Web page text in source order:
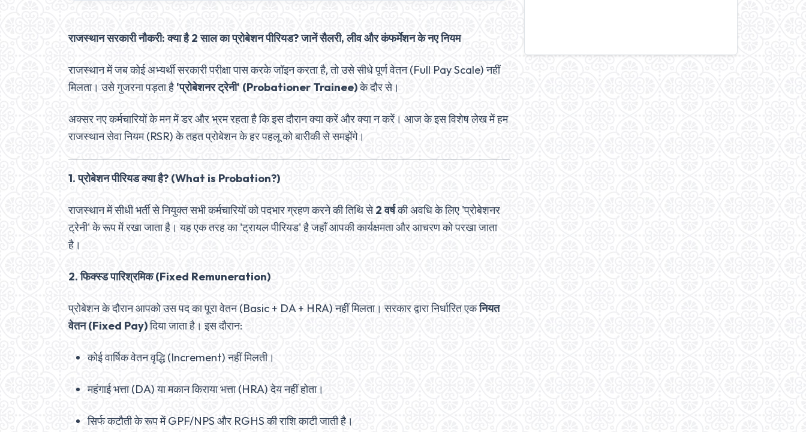
राजस्थान सरकारी नौकरी: क्या है 2 साल का प्रोबेशन पीरियड? जानें सैलरी, लीव और कंफर्मेशन के नए नियम
राजस्थान में जब कोई अभ्यर्थी सरकारी परीक्षा पास करके जॉइन करता है, तो उसे सीधे पूर्ण वेतन (Full Pay Scale) नहीं
मिलता। उसे गुजरना पड़ता है 'प्रोबेशनर ट्रेनी' (Probationer Trainee)के दौर से।
अक्सर नए कर्मचारियों के मन में डर और भ्रम रहता है कि इस दौरान क्या करें और क्या न करें। आज के इस विशेष लेख में हम
राजस्थान सेवा नियम (RSR) के तहत प्रोबेशन के हर पहलू को बारीकी से समझेंगे।
1. प्रोबेशन पीरियड क्या है? (What is Probation?)
राजस्थान में सीधी भर्ती से नियुक्त सभी कर्मचारियों को पदभार ग्रहण करने की तिथि से2 वर्षकी अवधि के लिए 'प्रोबेशनर
ट्रेनी' के रूप में रखा जाता है। यह एक तरह का 'ट्रायल पीरियड' है जहाँ आपकी कार्यक्षमता और आचरण को परखा जाता
है।
2. फिक्स्ड पारिश्रमिक (Fixed Remuneration)
प्रोबेशन के दौरान आपको उस पद का पूरा वेतन (Basic + DA + HRA) नहीं मिलता। सरकार द्वारा निर्धारित एकनियत
वेतन (Fixed Pay)दिया जाता है। इस दौरान:
कोई वार्षिक वेतन वृद्धि (Increment) नहीं मिलती।
महंगाई भत्ता (DA) या मकान किराया भत्ता (HRA) देय नहीं होता।
सिर्फ कटौती के रूप में GPF/NPS और RGHS की राशि काटी जाती है।